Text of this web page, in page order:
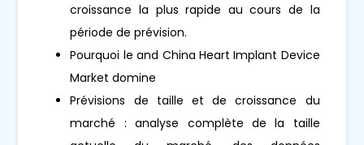
croissance la plus rapide au cours de la
période de prévision.
Pourquoi le and China Heart Implant Device
Market domine
Prévisions de taille et de croissance du
marché : analyse complète de la taille